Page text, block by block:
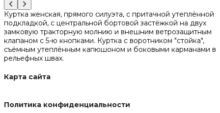
Куртка женская, прямого силуэта, с притачной утеплённой
подкладкой, с центральной бортовой застёжкой на двух
замковую тракторную молнию и внешним ветрозащитным
клапаном с 5-ю кнопками. Куртка с воротником "стойка",
съёмным утеплённым капюшоном и боковыми карманами в
рельефных швах.
Карта сайта
Политика конфиденциальности